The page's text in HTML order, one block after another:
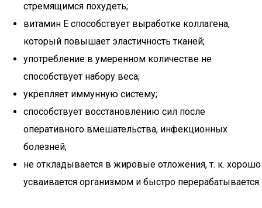
стремящимся похудеть;
витамин Е способствует выработке коллагена,
который повышает эластичность тканей;
употребление в умеренном количестве не
способствует набору веса;
укрепляет иммунную систему;
способствует восстановлению сил после
оперативного вмешательства, инфекционных
болезней;
не откладывается в жировые отложения, т. к. хорошо
усваивается организмом и быстро перерабатывается.